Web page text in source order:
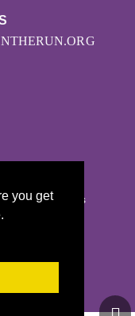
you get
reservados